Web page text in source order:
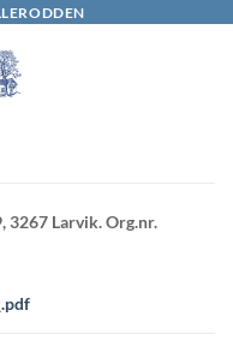
3267 Larvik. Org.nr.